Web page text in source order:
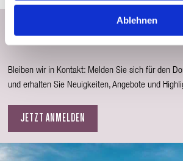
Ablehnen
Newsletter
Bleiben wir in Kontakt: Melden Sie sich für den
und erhalten Sie Neuigkeiten, Angebote und
JETZT ANMELDEN